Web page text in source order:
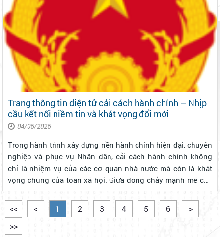
Trang thông tin diện tử cải cách hành chính – Nhịp
cầu kết nối niềm tin và khát vọng đổi mới
04/06/2026
Trong hành trình xây dựng nền hành chính hiện đại, chuyên
nghiệp và phục vụ Nhân dân, cải cách hành chính không
chỉ là nhiệm vụ của các cơ quan nhà nước mà còn là khát
vọng chung của toàn xã hội. Giữa dòng chảy mạnh mẽ của
chuyển đổi số, Trang thông tin điện tử Cải cách hành chính
tỉnh Lâm Đồng đã t...
<< < 1 2 3 4 5 6
>
>>